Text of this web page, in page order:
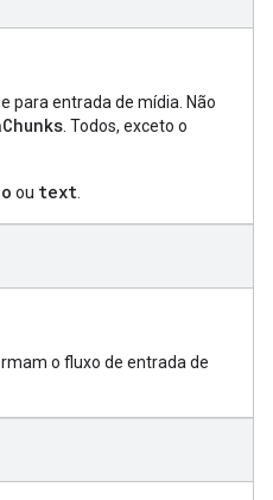
para entrada de mídia. Não
. Todos, exceto o
ou text
o fluxo de entrada de